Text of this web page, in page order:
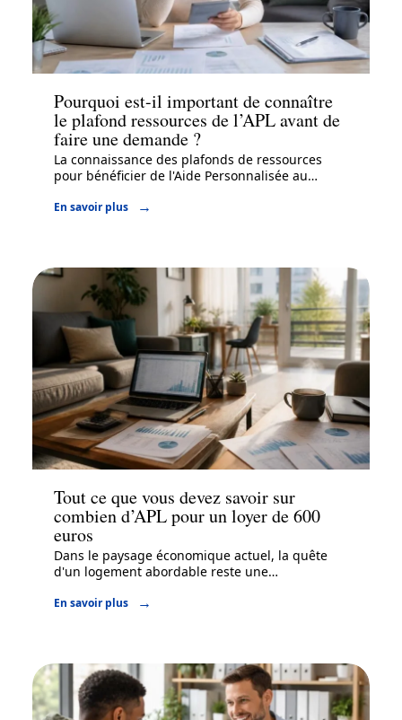
Immo
Pourquoi est-il important de connaître
le plafond ressources de l’APL avant de
faire une demande ?
La connaissance des plafonds de ressources
pour bénéficier de l'Aide Personnalisée au…
En savoir plus
Immo
Tout ce que vous devez savoir sur
combien d’APL pour un loyer de 600
euros
Dans le paysage économique actuel, la quête
d'un logement abordable reste une…
En savoir plus